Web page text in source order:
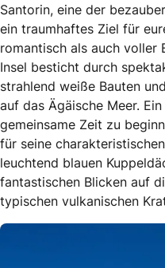
Santorin, eine der
ein traumhaftes Ziel für
romantisch als auch voller
Insel besticht durch
strahlend weiße Bauten
auf das Ägäische Meer.
gemeinsame Zeit zu
für seine
leuchtend blauen
fantastischen Blicken auf
typischen vulkanischen